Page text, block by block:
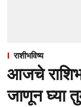
राशीभविष्य
आजचे
जाणून घ्या